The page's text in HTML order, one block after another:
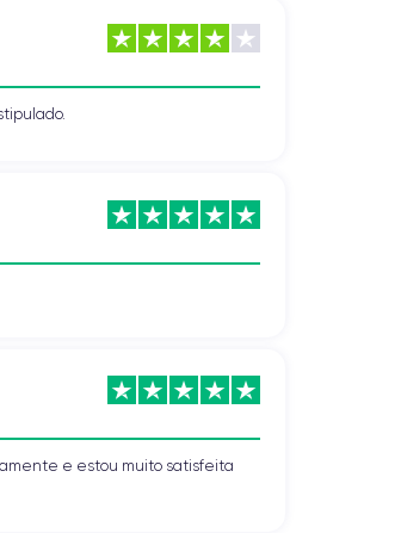
e estou muito satisfeita